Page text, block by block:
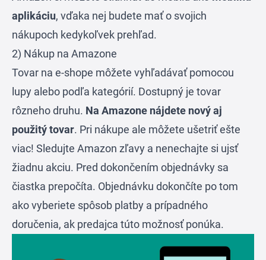
aplikáciu, vďaka nej budete mať o svojich
nákupoch kedykoľvek prehľad.
2) Nákup na Amazone
Tovar na e-shope môžete vyhľadávať pomocou
lupy alebo podľa kategórií. Dostupný je tovar
rôzneho druhu. Na Amazone nájdete nový aj
použitý tovar. Pri nákupe ale môžete ušetriť ešte
viac! Sledujte Amazon zľavy a nenechajte si ujsť
žiadnu akciu. Pred dokončením objednávky sa
čiastka prepočíta. Objednávku dokončíte po tom
ako vyberiete spôsob platby a prípadného
doručenia, ak predajca túto možnosť ponúka.